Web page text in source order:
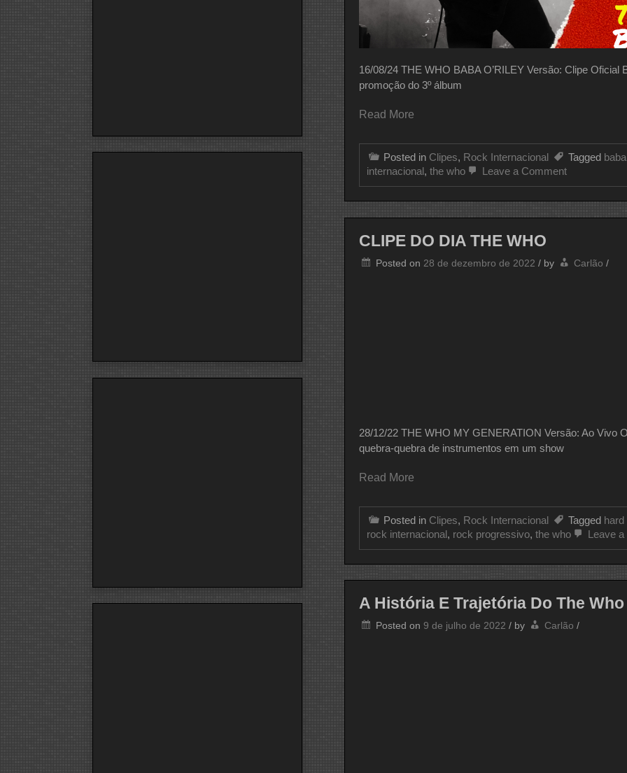
16/08/24 THE WHO BABA O’RILEY Versão: Clipe Oficial
promoção do 3º álbum
Read More
Posted in Clipes, Rock Internacional Tagged
internacional, the who Leave a Commenton
THE
CLIPE DO DIA THE WHO
Posted on 28 de dezembro de 2022 / by Carlão /
28/12/22 THE WHO MY GENERATION Versão: Ao Vivo
quebra-quebra de instrumentos em um show
Read More
Posted in Clipes, Rock Internacional Tagged
rock internacional, rock progressivo, the who Leave
A História E Trajetória Do The
Posted on 9 de julho de 2022 / by Carlão /